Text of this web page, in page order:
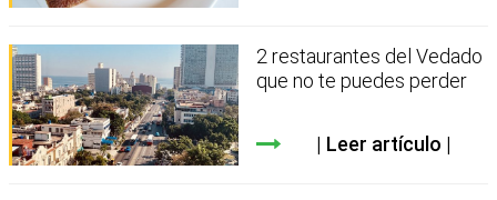
2 restaurantes del Vedado
que no te puedes perder
Leer artículo